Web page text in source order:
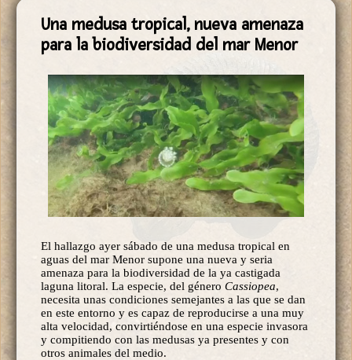
Una medusa tropical, nueva amenaza
para la biodiversidad del mar Menor
El hallazgo ayer sábado de una medusa tropical en
aguas del mar Menor supone una nueva y seria
amenaza para la biodiversidad de la ya castigada
laguna litoral. La especie, del género Cassiopea,
necesita unas condiciones semejantes a las que se dan
en este entorno y es capaz de reproducirse a una muy
alta velocidad, convirtiéndose en una especie invasora
y compitiendo con las medusas ya presentes y con
otros animales del medio.